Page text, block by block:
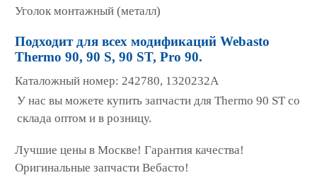
Уголок монтажный (металл)
Подходит для всех модификаций Webasto
Thermo 90, 90 S, 90 ST, Pro 90.
Каталожный номер: 242780, 1320232A
У нас вы можете купить запчасти для Thermo 90 ST со
склада оптом и в розницу.
Лучшие цены в Москве! Гарантия качества!
Оригинальные запчасти Вебасто!